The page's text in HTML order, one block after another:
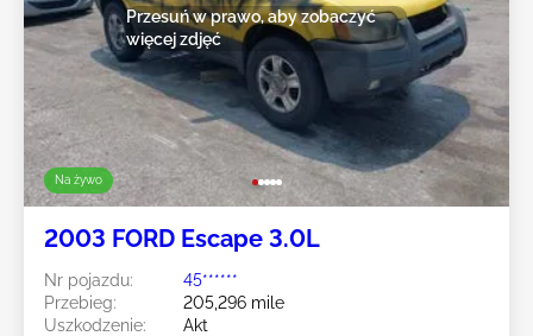
Na żywo
Przesuń w prawo, aby zobaczyć
więcej zdjęć
2003 FORD Escape 3.0L
Nr pojazdu:
45******
Przebieg:
205,296 mile
Uszkodzenie:
Akt